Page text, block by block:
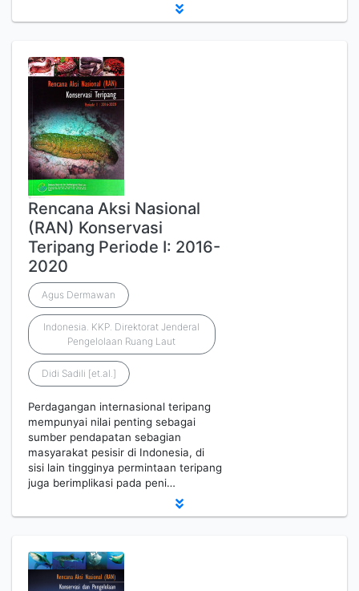
Rencana Aksi Nasional
(RAN) Konservasi
Teripang Periode I: 2016-
2020
Agus Dermawan
Indonesia. KKP. Direktorat Jenderal
Pengelolaan Ruang Laut
Didi Sadili [et.al.]
Perdagangan internasional teripang
mempunyai nilai penting sebagai
sumber pendapatan sebagian
masyarakat pesisir di Indonesia, di
sisi lain tingginya permintaan teripang
juga berimplikasi pada peni…